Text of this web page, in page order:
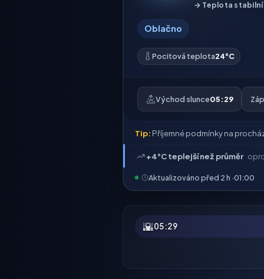
→ Teplota stabilní
Oblačno
Pocitová teplota24°C
Východ slunce05:29
Tip: Příjemné podmínky na
+4°C teplejší než průměr
Aktualizováno před 2 h ·01:00
🌇05:29